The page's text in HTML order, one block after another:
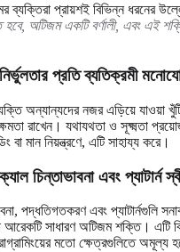
ব্যক্তিরা প্রায়শই বিভিন্ন ধরনের
হবে, অটিজম একটি বর্ণালী, এবং এই
প্রতি ব্যতিক্রমী
অন্যান্যদের নজর এড়িয়ে যাওয়া
রাখেন। যথাযথতা ও সূক্ষ্মতা
বা মান নিয়ন্ত্রণে, এটি সাহায্য করে।
চিন্তাভাবনা এবং প্যাটার্ন
পদ্ধতিগতকরণ এবং প্যাটার্নগুলি
আরেকটি সাধারণ অটিজম শক্তি। এটি
মতো ক্ষেত্রগুলিতে অমূল্য